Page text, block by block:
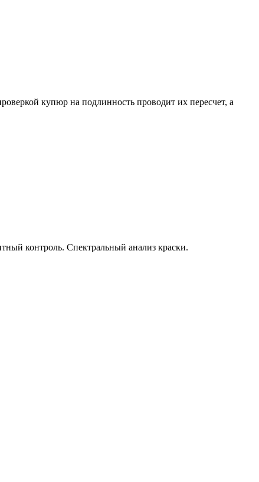
купюр на подлинность проводит их пересчет, а
контроль. Спектральный анализ краски.